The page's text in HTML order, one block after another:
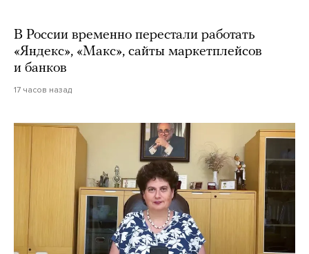
В России временно перестали работать
«Яндекс», «Макс», сайты маркетплейсов
и банков
17 часов назад